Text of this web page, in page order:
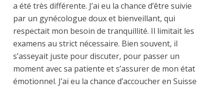
a été très différente. J’ai eu la chance d’être suivie
par un gynécologue doux et bienveillant, qui
respectait mon besoin de tranquillité. Il limitait les
examens au strict nécessaire. Bien souvent, il
s’asseyait juste pour discuter, pour passer un
moment avec sa patiente et s’assurer de mon état
émotionnel. J’ai eu la chance d’accoucher en Suisse